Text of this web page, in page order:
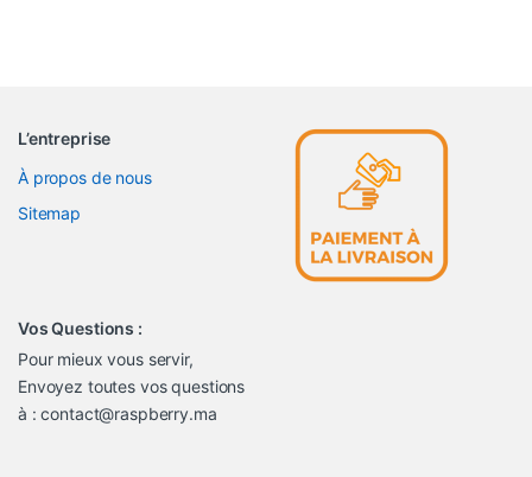
L’entreprise
À propos de nous
Sitemap
Vos Questions :
Pour mieux vous servir,
Envoyez toutes vos questions
à : contact@raspberry.ma